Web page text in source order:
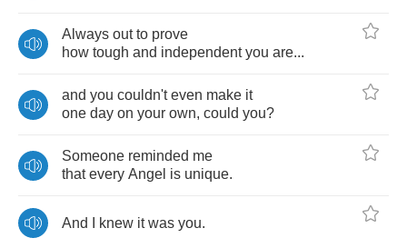
Always out to prove
how tough and independent you are...
and you couldn't even make it
one day on your own, could you?
Someone reminded me
that every Angel is unique.
And knew it was you.